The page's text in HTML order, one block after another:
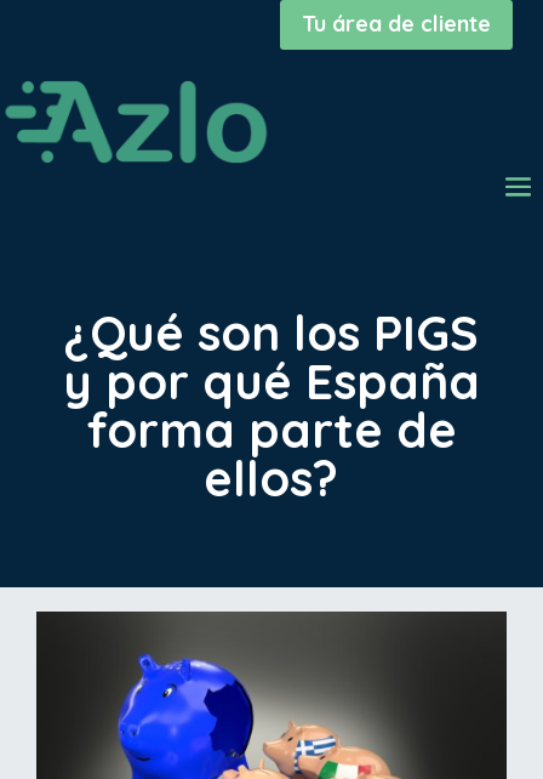
Tu área de cliente
¿Qué son los PIGS
y por qué España
forma parte de
ellos?